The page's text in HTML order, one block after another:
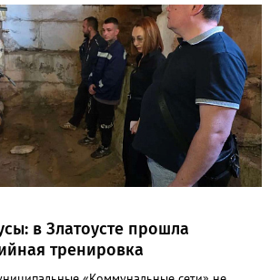
руководству в школе сформировался
коллектив, объединённый общими
к своему делу. Для многих Галина
не только талантливым
и настоящим Учителем с большой буквы», -
школы №23 во ВКонтакте. Свои
Галины Ивановны выразил глава
«Её вклад зафиксирован в
школы, но главное - он остался в
которых она поддержала, в тех
она вдохновила. Заслуженный учитель РФ,
просвещения», обладатель медали «За
Ивановна оставила не только
но и работающий, живой механизм
жить её принципами», - говорится
в Златоусте прошла
тренировка